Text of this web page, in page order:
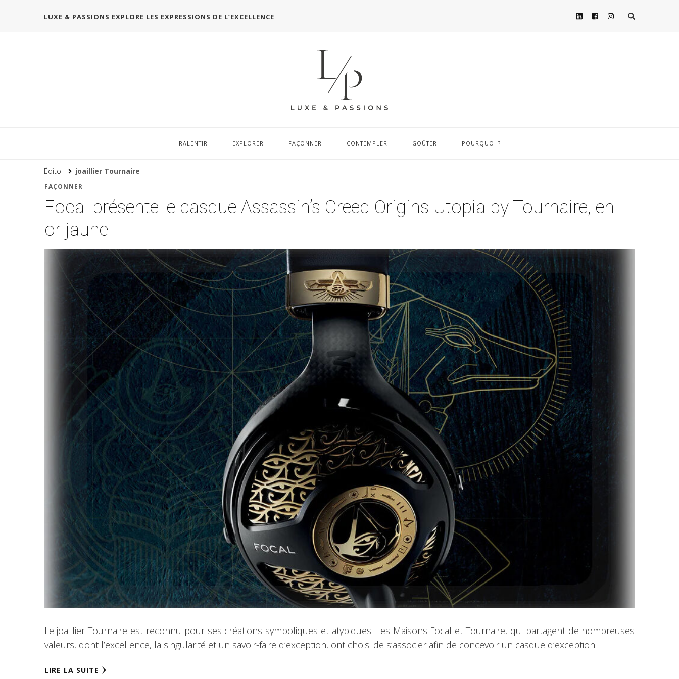
LUXE & PASSIONS EXPLORE LES EXPRESSIONS DE L’EXCELLENCE
RALENTIR EXPLORER FAÇONNER CONTEMPLER GOÛTER POURQUOI ?
Édito joaillier Tournaire
FAÇONNER
Focal présente le casque Assassin’s Creed Origins Utopia by Tournaire, en
or jaune
Le joaillier Tournaire est reconnu pour ses créations symboliques et atypiques. Les Maisons Focal et Tournaire, qui partagent de nombreuses
valeurs, dont l’excellence, la singularité et un savoir-faire d’exception, ont choisi de s’associer afin de concevoir un casque d’exception.
LIRE LA SUITE